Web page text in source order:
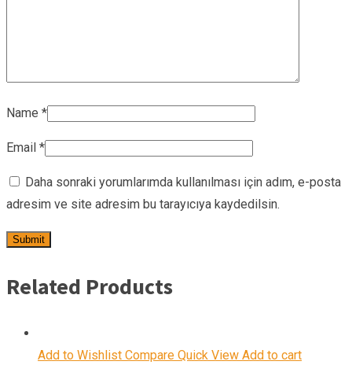
Name *
Email *
Daha sonraki yorumlarımda kullanılması için adım, e-posta
adresim ve site adresim bu tarayıcıya kaydedilsin.
Related Products
Add to Wishlist Compare Quick View Add to cart